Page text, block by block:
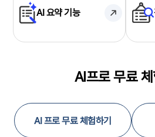
AI 요약 기능
AI프로 무료 체
AI 프로 무료 체험하기